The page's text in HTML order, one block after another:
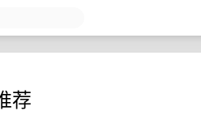
荐